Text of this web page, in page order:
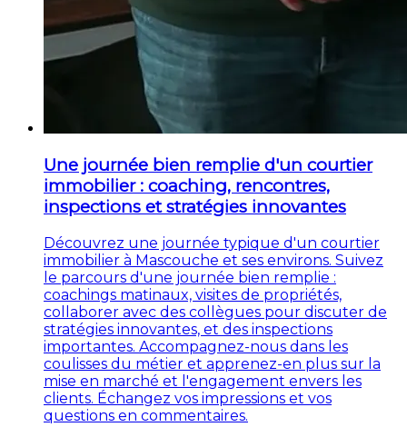
Une journée bien remplie d'un courtier
immobilier : coaching, rencontres,
inspections et stratégies innovantes
Découvrez une journée typique d'un courtier
immobilier à Mascouche et ses environs. Suivez
le parcours d'une journée bien remplie :
coachings matinaux, visites de propriétés,
collaborer avec des collègues pour discuter de
stratégies innovantes, et des inspections
importantes. Accompagnez-nous dans les
coulisses du métier et apprenez-en plus sur la
mise en marché et l'engagement envers les
clients. Échangez vos impressions et vos
questions en commentaires.